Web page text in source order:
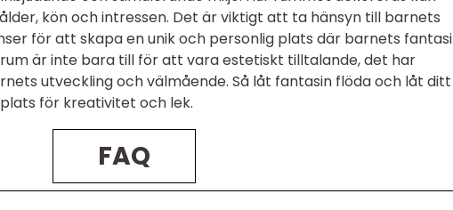
kön och intressen. Det är viktigt att ta hänsyn till barnets
för att skapa en unik och personlig plats där barnets fantasi
är inte bara till för att vara estetiskt tilltalande, det har
utveckling och välmående. Så låt fantasin flöda och låt ditt
för kreativitet och lek.
FAQ